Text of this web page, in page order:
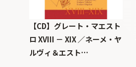
【CD】グレート・マエスト
ロ XVIII － XIX ／ネーメ・ヤ
ルヴィ＆エスト…